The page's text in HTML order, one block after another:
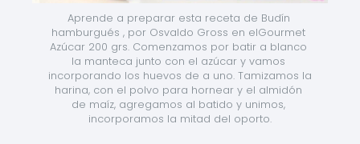
Aprende a preparar esta receta de Budín
hamburgués , por Osvaldo Gross en elGourmet
Azúcar 200 grs. Comenzamos por batir a blanco
la manteca junto con el azúcar y vamos
incorporando los huevos de a uno. Tamizamos la
harina, con el polvo para hornear y el almidón
de maíz, agregamos al batido y unimos,
incorporamos la mitad del oporto.